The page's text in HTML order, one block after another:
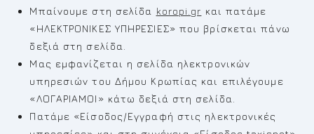
Μπαίνουμε στη σελίδα koropi.gr και πατάμε
«ΗΛΕΚΤΡΟΝΙΚΕΣ ΥΠΗΡΕΣΙΕΣ» που βρίσκεται πάνω
δεξιά στη σελίδα.
Μας εμφανίζεται η σελίδα ηλεκτρονικών
υπηρεσιών του Δήμου Κρωπίας και επιλέγουμε
«ΛΟΓΑΡΙΑΜΟΙ» κάτω δεξιά στη σελίδα.
Πατάμε «Είσοδος/Εγγραφή στις ηλεκτρονικές